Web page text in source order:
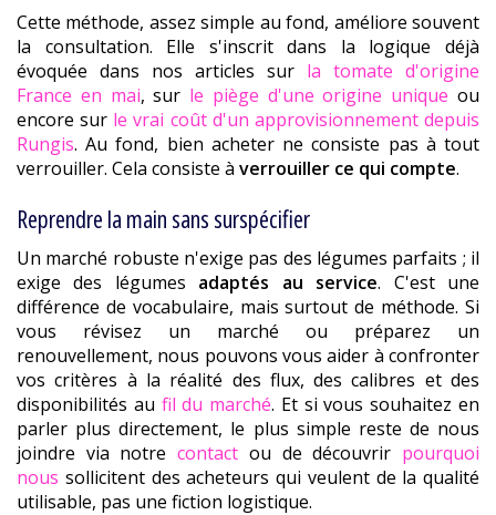
Cette méthode, assez simple au fond, améliore souvent
la consultation. Elle s'inscrit dans la logique déjà
évoquée dans nos articles sur la tomate d'origine
France en mai, sur le piège d'une origine unique ou
encore sur le vrai coût d'un approvisionnement depuis
Rungis. Au fond, bien acheter ne consiste pas à tout
verrouiller. Cela consiste à verrouiller ce qui compte.
Reprendre la main sans surspécifier
Un marché robuste n'exige pas des légumes parfaits ; il
exige des légumes adaptés au service. C'est une
différence de vocabulaire, mais surtout de méthode. Si
vous révisez un marché ou préparez un
renouvellement, nous pouvons vous aider à confronter
vos critères à la réalité des flux, des calibres et des
disponibilités au fil du marché. Et si vous souhaitez en
parler plus directement, le plus simple reste de nous
joindre via notrecontact ou de découvrir pourquoi
nous sollicitent des acheteurs qui veulent de la qualité
utilisable, pas une fiction logistique.